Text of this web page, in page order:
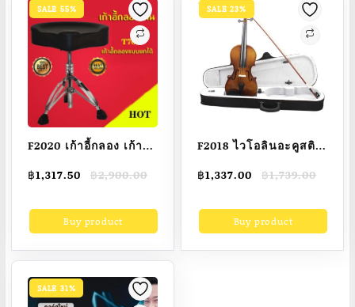
SALE 55%
F2020 เก้าอี้กลอง เก้าอี้
แบบอานม้า หุ้มด้วย
กำมะหยี่ด้านบน ระบบ
เกลียวหมุน ขาโครเมี่ยม
฿2,900.00
Original
was:
฿2,900.00.
฿1,317.50
Current
is:
฿1,317.50.Buy product
SALE 23%
F2018 ไวโอลินอะคูสติก
ไวโอลินไม้แบสสำหรับ
มือใหม่วงออเคสตรา
คอนเสิร์ต
฿1,739.00
Original
was:
฿1,739.00.
฿1,337.00
Current
is:
฿1,337.00.Buy product
SALE 31%